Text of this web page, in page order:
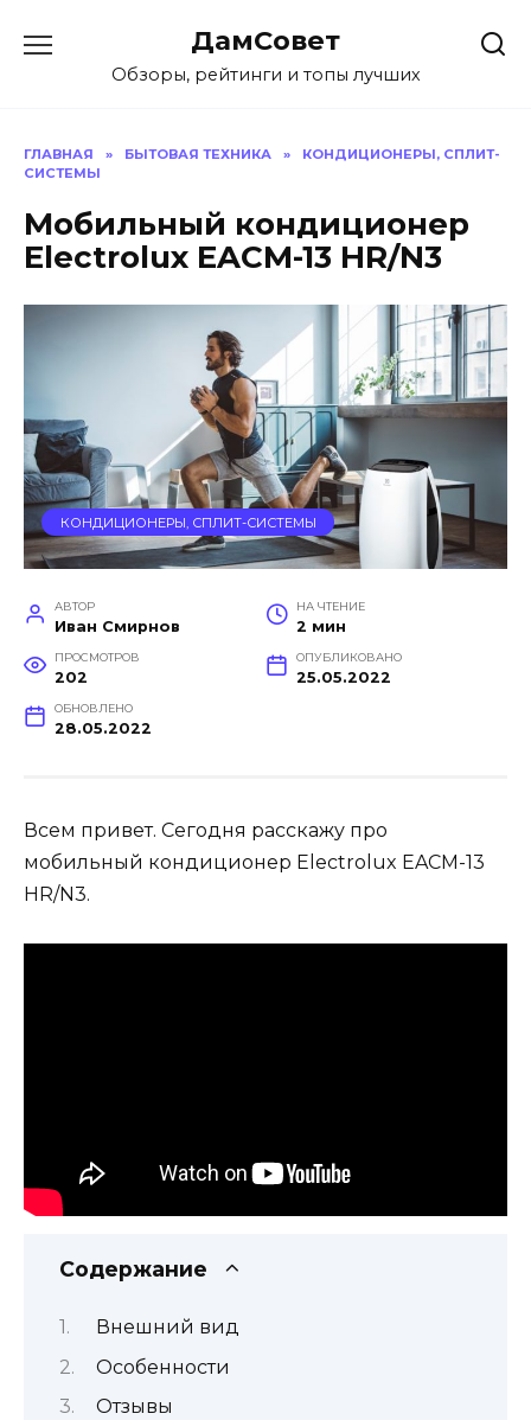
содержанию
ДамСовет
Обзоры, рейтинги и топы лучших
ГЛАВНАЯ » БЫТОВАЯ ТЕХНИКА »
КОНДИЦИОНЕРЫ, СПЛИТ-
СИСТЕМЫ
Мобильный кондиционер
Electrolux EACM-13 HR/N3
КОНДИЦИОНЕРЫ, СПЛИТ-СИСТЕМЫ
АВТОР
Иван Смирнов
НА ЧТЕНИЕ
2 мин
ПРОСМОТРОВ
202
ОПУБЛИКОВАНО
25.05.2022
ОБНОВЛЕНО
28.05.2022
Всем привет. Сегодня расскажу про
мобильный кондиционер Electrolux EACM-13
HR/N3.
Содержание
Внешний вид
Особенности
Отзывы